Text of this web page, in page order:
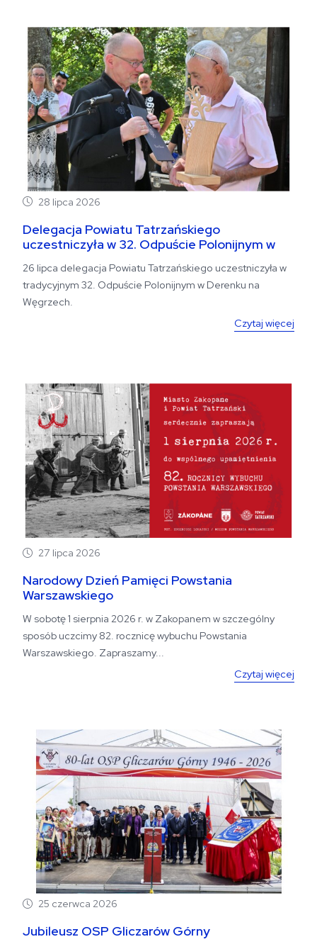
28 lipca 2026
Delegacja Powiatu Tatrzańskiego
uczestniczyła w 32. Odpuście Polonijnym w
26 lipca delegacja Powiatu Tatrzańskiego uczestniczyła w
tradycyjnym 32. Odpuście Polonijnym w Derenku na
Węgrzech.
Czytaj więcej
27 lipca 2026
Narodowy Dzień Pamięci Powstania
Warszawskiego
W sobotę 1 sierpnia 2026 r. w Zakopanem w szczególny
sposób uczcimy 82. rocznicę wybuchu Powstania
Warszawskiego. Zapraszamy...
Czytaj więcej
25 czerwca 2026
Jubileusz OSP Gliczarów Górny